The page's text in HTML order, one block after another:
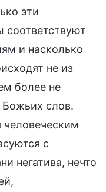
эти
соответствуют
и насколько
не из
более не
слов.
с
негатива, нечто